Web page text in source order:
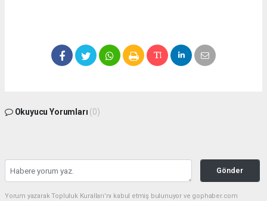
Okuyucu Yorumları (0)
Gönder
Yorum yazarak Topluluk Kuralları’nı kabul etmiş bulunuyor ve gophaber.com